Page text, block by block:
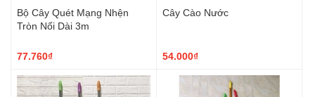
Bộ Cây Quét Mạng Nhện
Tròn Nối Dài 3m
77.760₫
Cây Cào Nước
54.000₫